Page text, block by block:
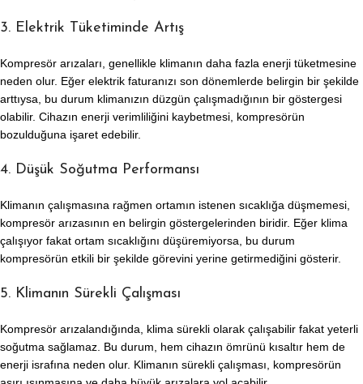
3. Elektrik Tüketiminde Artış
Kompresör arızaları, genellikle klimanın daha fazla enerji tüketmesine
neden olur. Eğer elektrik faturanızı son dönemlerde belirgin bir şekilde
arttıysa, bu durum klimanızın düzgün çalışmadığının bir göstergesi
olabilir. Cihazın enerji verimliliğini kaybetmesi, kompresörün
bozulduğuna işaret edebilir.
4. Düşük Soğutma Performansı
Klimanın çalışmasına rağmen ortamın istenen sıcaklığa düşmemesi,
kompresör arızasının en belirgin göstergelerinden biridir. Eğer klima
çalışıyor fakat ortam sıcaklığını düşüremiyorsa, bu durum
kompresörün etkili bir şekilde görevini yerine getirmediğini gösterir.
5. Klimanın Sürekli Çalışması
Kompresör arızalandığında, klima sürekli olarak çalışabilir fakat yeterli
soğutma sağlamaz. Bu durum, hem cihazın ömrünü kısaltır hem de
enerji israfına neden olur. Klimanın sürekli çalışması, kompresörün